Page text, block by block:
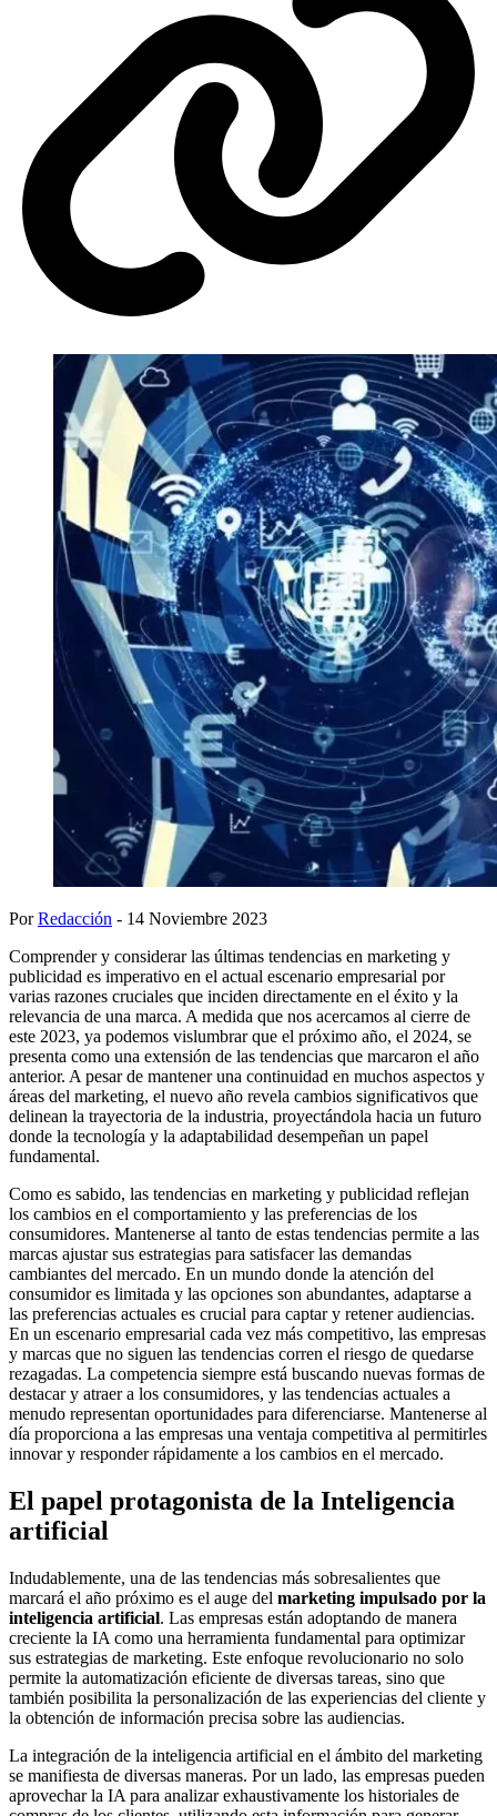
PorRedacción - 14 Noviembre 2023
Comprender y considerar las últimas tendencias en marketing y
publicidad es imperativo en el actual escenario empresarial por
varias razones cruciales que inciden directamente en el éxito y la
relevancia de una marca. A medida que nos acercamos al cierre de
este 2023, ya podemos vislumbrar que el próximo año, el 2024, se
presenta como una extensión de las tendencias que marcaron el año
anterior. A pesar de mantener una continuidad en muchos aspectos y
áreas del marketing, el nuevo año revela cambios significativos que
delinean la trayectoria de la industria, proyectándola hacia un futuro
donde la tecnología y la adaptabilidad desempeñan un papel
fundamental.
Como es sabido, las tendencias en marketing y publicidad reflejan
los cambios en el comportamiento y las preferencias de los
consumidores. Mantenerse al tanto de estas tendencias permite a las
marcas ajustar sus estrategias para satisfacer las demandas
cambiantes del mercado. En un mundo donde la atención del
consumidor es limitada y las opciones son abundantes, adaptarse a
las preferencias actuales es crucial para captar y retener audiencias.
En un escenario empresarial cada vez más competitivo, las empresas
y marcas que no siguen las tendencias corren el riesgo de quedarse
rezagadas. La competencia siempre está buscando nuevas formas de
destacar y atraer a los consumidores, y las tendencias actuales a
menudo representan oportunidades para diferenciarse. Mantenerse al
día proporciona a las empresas una ventaja competitiva al permitirles
innovar y responder rápidamente a los cambios en el mercado.
El papel protagonista de la Inteligencia
artificial
Indudablemente, una de las tendencias más sobresalientes que
marcará el año próximo es el auge del marketing impulsado por la
inteligencia artificial. Las empresas están adoptando de manera
creciente la IA como una herramienta fundamental para optimizar
sus estrategias de marketing. Este enfoque revolucionario no solo
permite la automatización eficiente de diversas tareas, sino que
también posibilita la personalización de las experiencias del cliente y
la obtención de información precisa sobre las audiencias.
La integración de la inteligencia artificial en el ámbito del marketing
se manifiesta de diversas maneras. Por un lado, las empresas pueden
aprovechar la IA para analizar exhaustivamente los historiales de